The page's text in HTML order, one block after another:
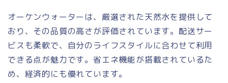
オーケンウォーターは、厳選された天然水を提供して
おり、その品質の高さが評価されています。配送サー
ビスも柔軟で、自分のライフスタイルに合わせて利用
できる点が魅力です。省エネ機能が搭載されているた
め、経済的にも優れています。